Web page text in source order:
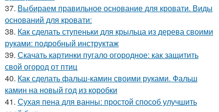
37. Выбираем правильное основание для кровати. Виды
оснований для кровати:
38. Как сделать ступеньки для крыльца из дерева своими
руками: подробный инструктаж
39. Скачать картинки пугало огородное: как защитить
свой огород от птиц
40. Как сделать фальш-камин своими руками. Фальш
камин на новый год из коробки
41. Сухая пена для ванны: простой способ улучшить